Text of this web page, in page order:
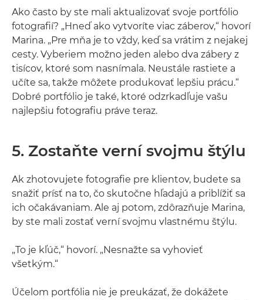
Ako často by ste mali aktualizovať svoje portfólio
fotografií? „Hneď ako vytvoríte viac záberov,“ hovorí
Marina. „Pre mňa je to vždy, keď sa vrátim z nejakej
cesty. Vyberiem možno jeden alebo dva zábery z
tisícov, ktoré som nasnímala. Neustále rastiete a
učíte sa, takže môžete produkovať lepšiu prácu.“
Dobré portfólio je také, ktoré odzrkadľuje vašu
najlepšiu fotografiu práve teraz.
5. Zostaňte verní svojmu štýlu
Ak zhotovujete fotografie pre klientov, budete sa
snažiť prísť na to, čo skutočne hľadajú a priblížiť sa
ich očakávaniam. Ale aj potom, zdôrazňuje Marina,
by ste mali zostať verní svojmu vlastnému štýlu.
„To je kľúč,“ hovorí. „Nesnažte sa vyhovieť
všetkým.“
Účelom portfólia nie je preukázať, že dokážete